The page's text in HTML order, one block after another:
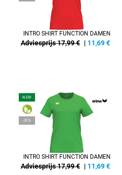
INTRO SHIRT FUNCTION DAMEN
Adviesprijs 17,99 € | 11,69€
NEW
-35%
INTRO SHIRT FUNCTION DAMEN
Adviesprijs 17,99 € | 11,69€